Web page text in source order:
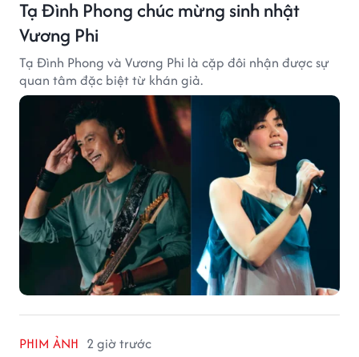
Tạ Đình Phong chúc mừng sinh nhật
Vương Phi
Tạ Đình Phong và Vương Phi là cặp đôi nhận được sự
quan tâm đặc biệt từ khán giả.
PHIM ẢNH 2 giờ trước